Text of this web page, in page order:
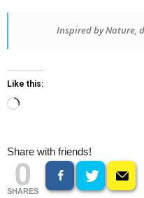
Inspired by Nature,
Like this:
Loading…
Share with friends!
0
SHARES